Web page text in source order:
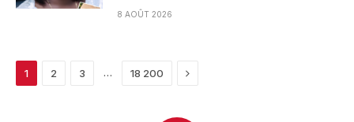
8 AOÛT 2026
1 2 3 … 18 200 Next